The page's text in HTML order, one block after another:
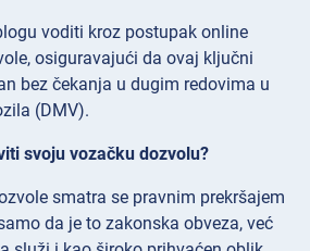
voditi kroz postupak online
osiguravajući da ovaj ključni
bez čekanja u dugim redovima u
(DMV).
svoju vozačku dozvolu?
smatra se pravnim prekršajem
da je to zakonska obveza, već